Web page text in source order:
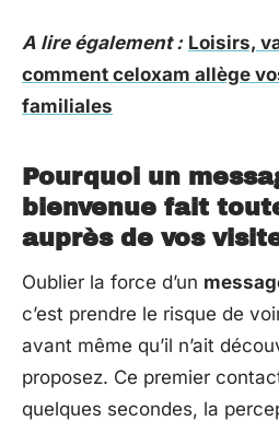
A lire également : Loisirs,
comment celoxam allège
familiales
Pourquoi un
bienvenue fait
auprès de vos
Oublier la force d’un
c’est prendre le risque de
avant même qu’il n’ait
proposez. Ce premier
quelques secondes, la